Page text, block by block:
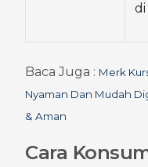
Baca Juga : Merk
Nyaman Dan Mudah
& Aman
Cara